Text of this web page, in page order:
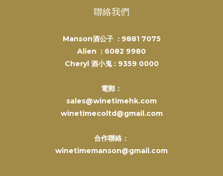
聯絡我們
Manson酒公子 : 9881 7075
Alien : 6082 9980
Cheryl 酒小鬼 : 9359 0000
電郵：
sales@winetimehk.com
winetimecoltd@gmail.com
合作聯絡：
winetimemanson@gmail.com